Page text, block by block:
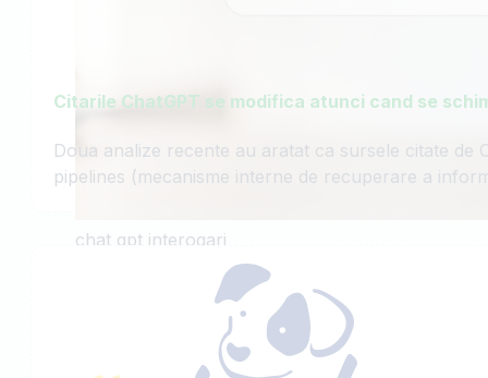
chat gpt interogari
Citarile ChatGPT se modifica atunci cand se
Doua analize recente au aratat ca sursele citate
pipelines (mecanisme interne de recuperare a